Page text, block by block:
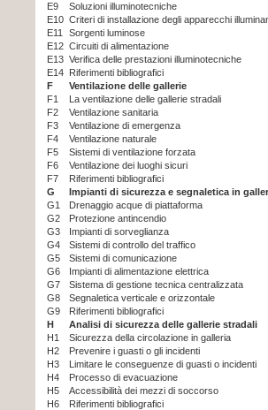
E9
Soluzioni illuminotecniche
E10 Criteri di installazione degli apparecchi
E11
Sorgenti luminose
E12 Circuiti di alimentazione
E13 Verifica delle prestazioni illuminotecniche
E14 Riferimenti bibliografici
F
Ventilazione delle gallerie
F1
La ventilazione delle gallerie stradali
F2
Ventilazione sanitaria
F3
Ventilazione di emergenza
F4
Ventilazione naturale
F5
Sistemi di ventilazione forzata
F6
Ventilazione dei luoghi sicuri
F7
Riferimenti bibliografici
G
Impianti di sicurezza e segnaletica in
G1
Drenaggio acque di piattaforma
G2
Protezione antincendio
G3
Impianti di sorveglianza
G4
Sistemi di controllo del traffico
G5
Sistemi di comunicazione
G6
Impianti di alimentazione elettrica
G7
Sistema di gestione tecnica centralizzata
G8
Segnaletica verticale e orizzontale
G9
Riferimenti bibliografici
H
Analisi di sicurezza delle gallerie stradali
H1
Sicurezza della circolazione in galleria
H2
Prevenire i guasti o gli incidenti
H3
Limitare le conseguenze di guasti o incidenti
H4
Processo di evacuazione
H5
Accessibilità dei mezzi di soccorso
H6
Riferimenti bibliografici